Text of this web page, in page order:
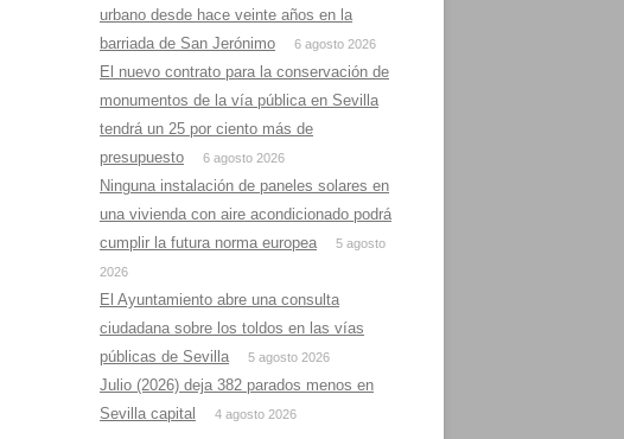
urbano desde hace veinte años en la
barriada de San Jerónimo
6 agosto 2026
El nuevo contrato para la conservación de
monumentos de la vía pública en Sevilla
tendrá un 25 por ciento más de
presupuesto
6 agosto 2026
Ninguna instalación de paneles solares en
una vivienda con aire acondicionado podrá
cumplir la futura norma europea
5 agosto
2026
El Ayuntamiento abre una consulta
ciudadana sobre los toldos en las vías
públicas de Sevilla
5 agosto 2026
Julio (2026) deja 382 parados menos en
Sevilla capital
4 agosto 2026